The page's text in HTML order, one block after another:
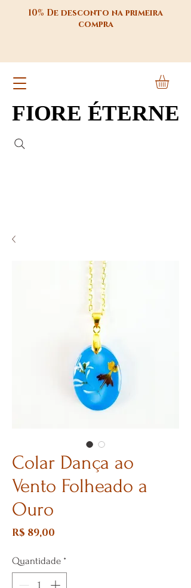
10% De desconto na primeira
compra
FIORE ÉTERNE
FIORE ÉTERNE
Colar Dança ao
Vento Folheado a
Ouro
R$ 89,00
Quantidade *